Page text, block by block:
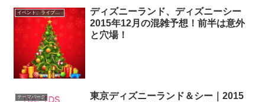
イベント、ライブ最新情報
ディズニーランド、ディズニーシー
2015年12月の混雑予想！前半は意外
と穴場！
テーマパーク
東京ディズニーランド＆シー｜2015